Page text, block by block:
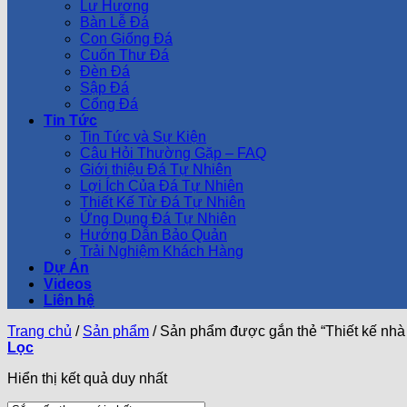
Lư Hương
Bàn Lễ Đá
Con Giống Đá
Cuốn Thư Đá
Đèn Đá
Sập Đá
Cổng Đá
Tin Tức
Tin Tức và Sự Kiện
Câu Hỏi Thường Gặp – FAQ
Giới thiệu Đá Tự Nhiên
Lợi Ích Của Đá Tự Nhiên
Thiết Kế Từ Đá Tự Nhiên
Ứng Dụng Đá Tự Nhiên
Hướng Dẫn Bảo Quản
Trải Nghiệm Khách Hàng
Dự Án
Videos
Liên hệ
Trang chủ / Sản phẩm /Sản phẩm được gắn thẻ “Thiết kế nhà
Lọc
Hiển thị kết quả duy nhất